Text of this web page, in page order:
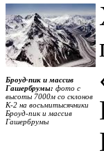
Броуд-пик и массив
Гашербрумы: фото с
высоты 7000м со склонов
К-2 на восьмитысячники
Броуд-пик и массив
Гашербрумы